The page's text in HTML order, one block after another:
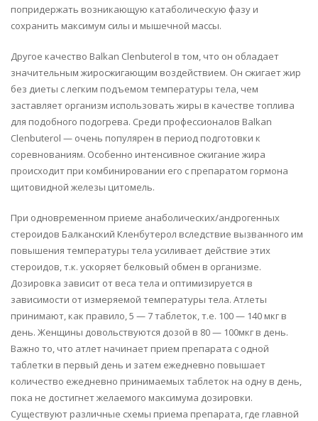
попридержать возникающую катаболическую фазу и
сохранить максимум силы и мышечной массы.
Другое качество Balkan Clenbuterol в том, что он обладает
значительным жиросжигающим воздействием. Он сжигает жир
без диеты с легким подъемом температуры тела, чем
заставляет организм использовать жиры в качестве топлива
для подобного подогрева. Среди профессионалов Balkan
Clenbuterol — очень популярен в период подготовки к
соревнованиям. Особенно интенсивное сжигание жира
происходит при комбинировании его с препаратом гормона
щитовидной железы цитомель.
При одновременном приеме анаболических/андрогенных
стероидов Балканский Кленбутерол вследствие вызванного им
повышения температуры тела усиливает действие этих
стероидов, т.к. ускоряет белковый обмен в организме.
Дозировка зависит от веса тела и оптимизируется в
зависимости от измеряемой температуры тела. Атлеты
принимают, как правило, 5 — 7 таблеток, т.е. 100 — 140 мкг в
день. Женщины довольствуются дозой в 80 — 100мкг в день.
Важно то, что атлет начинает прием препарата с одной
таблетки в первый день и затем ежедневно повышает
количество ежедневно принимаемых таблеток на одну в день,
пока не достигнет желаемого максимума дозировки.
Существуют различные схемы приема препарата, где главной